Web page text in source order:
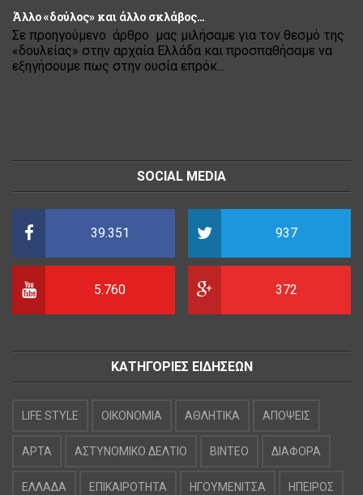
Άλλο «δούλος» και άλλο σκλάβος…
Σε προηγούμενο άρθρο μας μιλήσαμε για τον θεσμό της
«δουλείας» στην αρχαία Ελλάδα και προσπαθήσαμε να
εξηγήσουμε πως στην ουσία επρόκ...
SOCIAL MEDIA
39.351 937
5.760 372
ΚΑΤΗΓΟΡΙΕΣ ΕΙΔΗΣΕΩΝ
LIFE STYLE OIKONOMIA ΑΘΛΗΤΙΚΑ ΑΠΟΨΕΙΣ
ΑΡΤΑ ΑΣΤΥΝΟΜΙΚΟ ΔΕΛΤΙΟ ΒΙΝΤΕΟ ΔΙΑΦΟΡΑ
ΕΛΛΑΔΑ ΕΠΙΚΑΙΡΟΤΗΤΑ ΗΓΟΥΜΕΝΙΤΣΑ ΗΠΕΙΡΟΣ